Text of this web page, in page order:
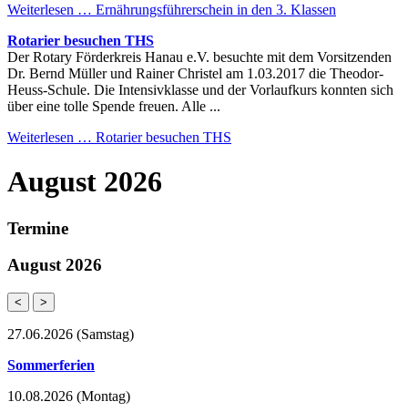
Weiterlesen … Ernährungsführerschein in den 3. Klassen
Rotarier besuchen THS
Der Rotary Förderkreis Hanau e.V. besuchte mit dem Vorsitzenden
Dr. Bernd Müller und Rainer Christel am 1.03.2017 die Theodor-
Heuss-Schule. Die Intensivklasse und der Vorlaufkurs konnten sich
über eine tolle Spende freuen. Alle ...
Weiterlesen … Rotarier besuchen THS
August 2026
Termine
August 2026
< >
27.06.2026 (Samstag)
Sommerferien
10.08.2026 (Montag)